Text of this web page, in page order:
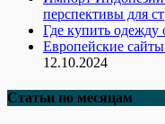
перспективы для
Где купить
Европейские
12.10.2024
Статьи по месяцам